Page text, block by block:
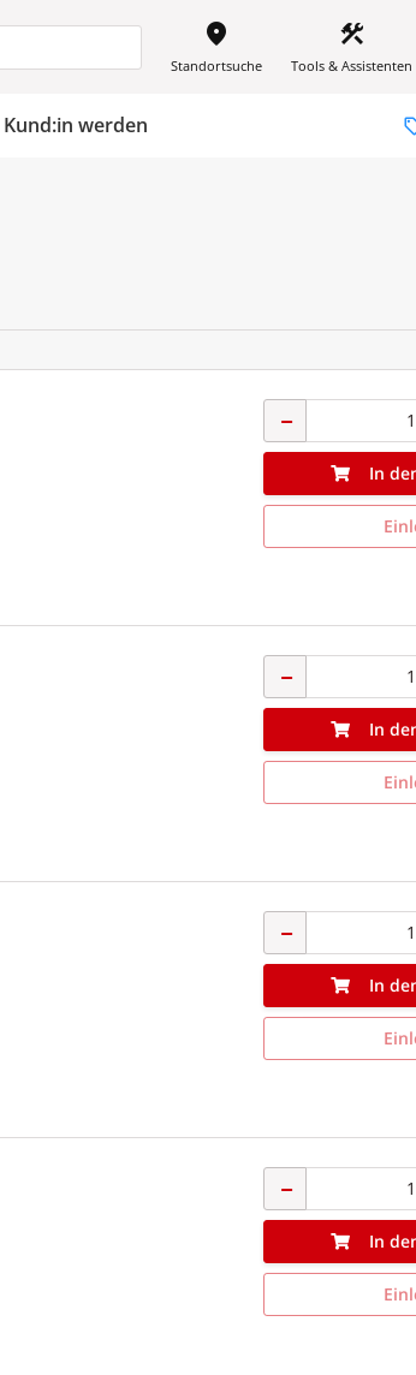
place
Standortsuche
construction
Tools & Assistenten
Kund:in werden
In
In
In
In